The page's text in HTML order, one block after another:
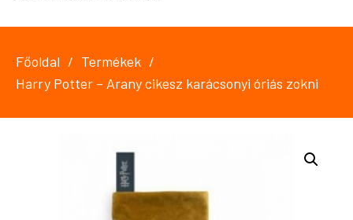
Főoldal
Termékek
Harry Potter – Arany cikesz karácsonyi óriás zokni